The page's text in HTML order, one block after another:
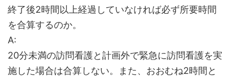
終了後2時間以上経過していなければ必ず所要時間
を合算するのか。
A:
20分未満の訪問看護と計画外で緊急に訪問看護を実
施した場合は合算しない。また、おおむね2時間と